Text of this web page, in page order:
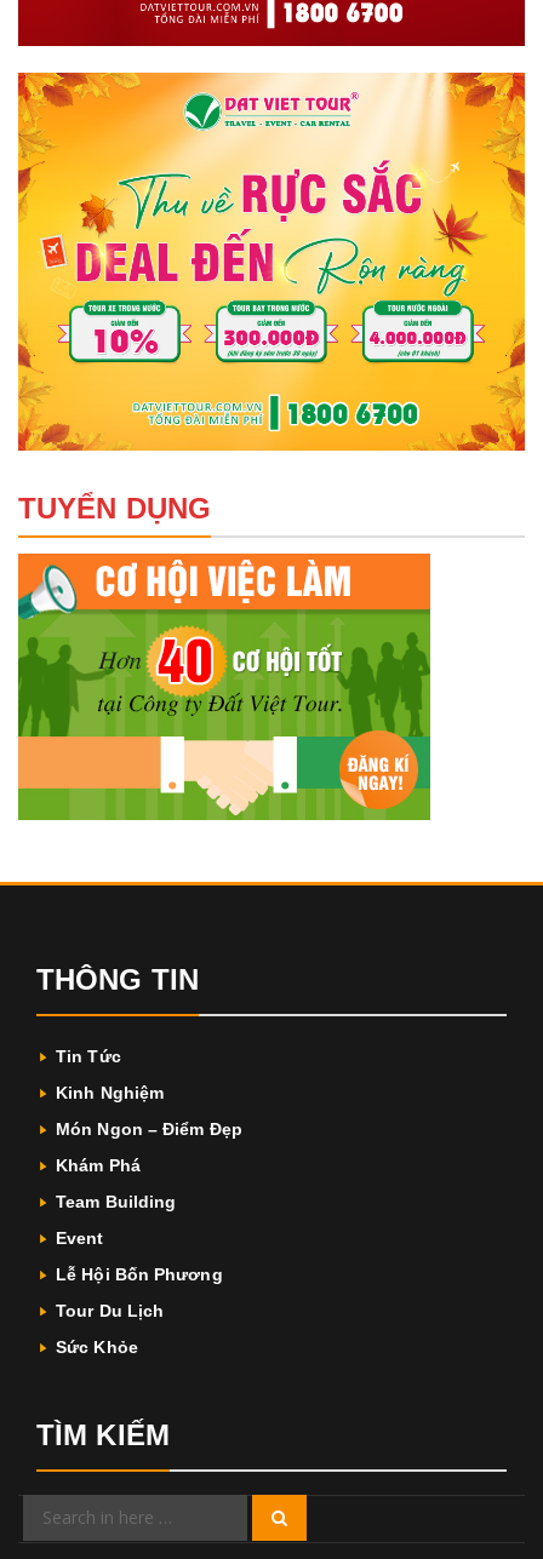
TUYỂN DỤNG
THÔNG TIN
Tin Tức
Kinh Nghiệm
Món Ngon – Điểm Đẹp
Khám Phá
Team Building
Event
Lễ Hội Bốn Phương
Tour Du Lịch
Sức Khỏe
TÌM KIẾM
Search